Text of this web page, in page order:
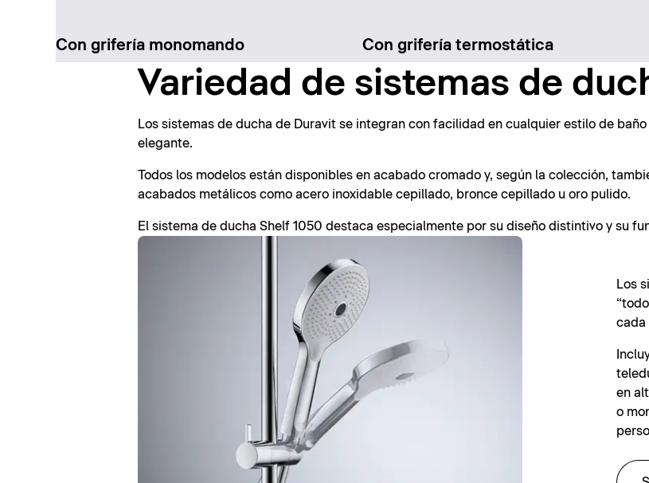
Con grifería monomando Con grifería termostática
Variedad de sistemas de
Los sistemas de ducha de Duravit se integran con facilidad en cualquier estilo de
elegante.
Todos los modelos están disponibles en acabado cromado y, según la colección,
acabados metálicos como acero inoxidable cepillado, bronce cepillado u oro pulido.
El sistema de ducha Shelf 1050 destaca especialmente por su diseño distintivo y su
Los
cada
en
o